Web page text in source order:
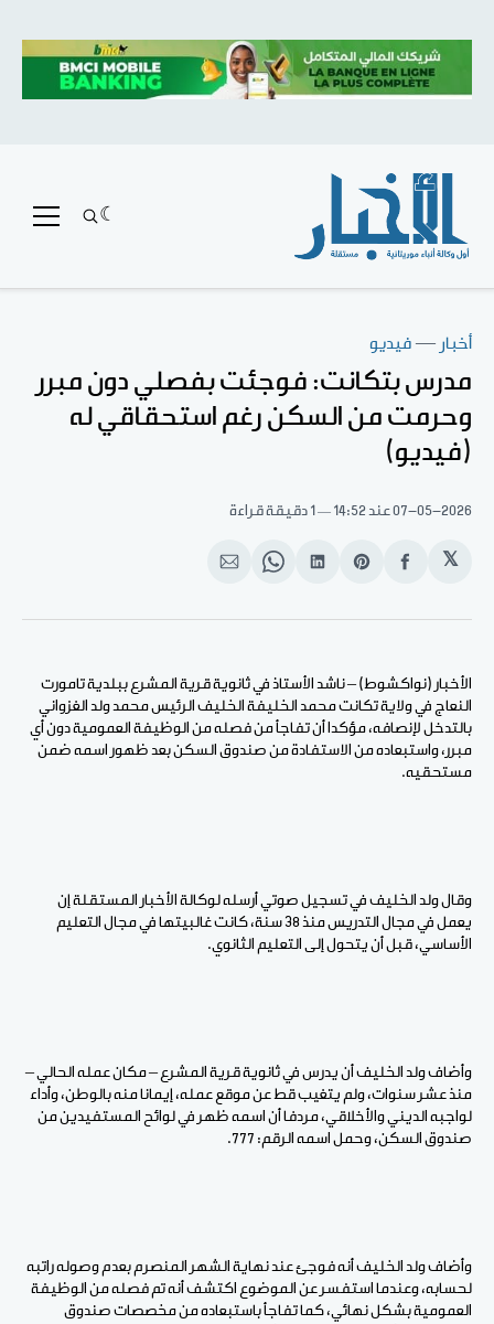
أخبار —فيديو
مدرس بتكانت: فوجئت بفصلي دون مبرر
وحرمت من السكن رغم استحقاقي له
(فيديو)
07-05-2026عند 14:52 1 دقيقة قراءة
𝕏
انشر
الفيسبوك
Share
Pinterest
انشر
لينكد
Share
WhatsApp
انشر
الإيميل
الأخبار (نواكشوط) – ناشد الأستاذ في ثانوية قرية المشرع ببلدية تامورت
النعاج في ولاية تكانت محمد الخليفة الخليف الرئيس محمد ولد الغزواني
بالتدخل لإنصافه، مؤكدا أن تفاجأ من فصله من الوظيفة العمومية دون أي
مبرر، واستبعاده من الاستفادة من صندوق السكن بعد ظهور اسمه ضمن
مستحقيه.
وقال ولد الخليف في تسجيل صوتي أرسله لوكالة الأخبار المستقلة إن
يعمل في مجال التدريس منذ 38 سنة، كانت غالبيتها في مجال التعليم
الأساسي، قبل أن يتحول إلى التعليم الثانوي.
وأضاف ولد الخليف أن يدرس في ثانوية قرية المشرع – مكان عمله الحالي –
منذ عشر سنوات، ولم يتغيب قط عن موقع عمله، إيمانا منه بالوطن، وأداء
لواجبه الديني والأخلاقي، مردفا أن اسمه ظهر في لوائح المستفيدين من
صندوق السكن، وحمل اسمه الرقم: 777.
وأضاف ولد الخليف أنه فوجئ عند نهاية الشهر المنصرم بعدم وصوله راتبه
لحسابه، وعندما استفسر عن الموضوع اكتشف أنه تم فصله من الوظيفة
العمومية بشكل نهائي، كما تفاجأ باستبعاده من مخصصات صندوق